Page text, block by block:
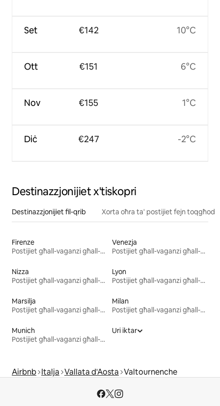
Set
Ott
Nov
Diċ
€142
€151
€155
€247
10°C
6°C
1°C
-2°C
Destinazzjonijiet x'tiskopri
Destinazzjonijiet fil-qrib Xorta oħra ta' postijiet fejn toqgħod
Firenze
Postijiet għall-vaganzi għall-kiri
Venezja
Postijiet għall-vaganzi għall-kiri
Nizza
Postijiet għall-vaganzi għall-kiri
Lyon
Postijiet għall-vaganzi għall-kiri
Marsilja
Postijiet għall-vaganzi għall-kiri
Milan
Postijiet għall-vaganzi għall-kiri
Munich
Postijiet għall-vaganzi għall-kiri
Uri iktar
Airbnb Italja Vallata d'Aosta Valtournenche